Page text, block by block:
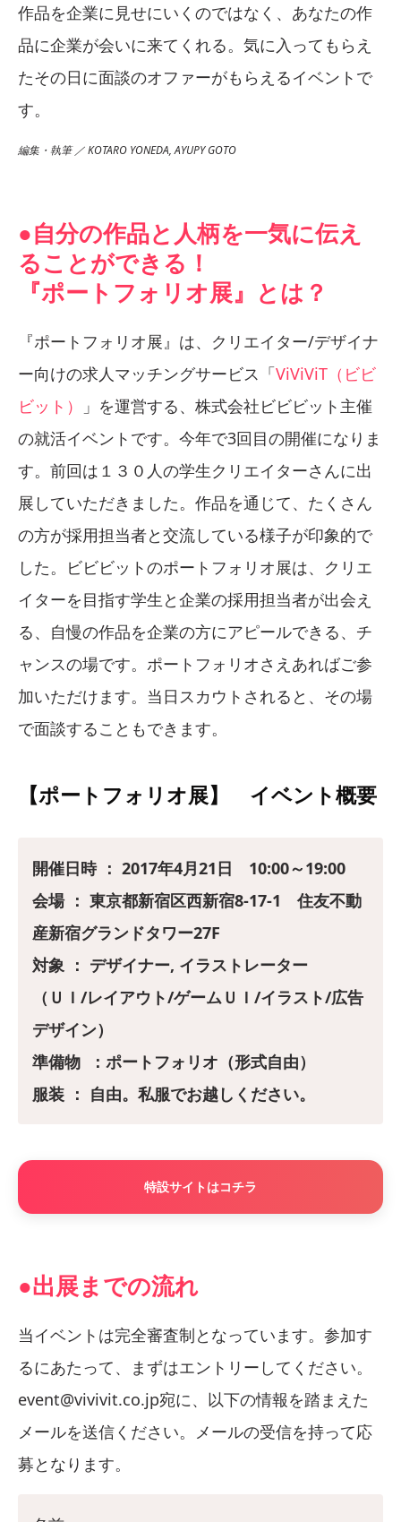
作品を企業に見せにいくのではなく、あなたの作
品に企業が会いに来てくれる。気に入ってもらえ
たその日に面談のオファーがもらえるイベントで
す。
編集・執筆 ／ KOTARO YONEDA, AYUPY GOTO
●自分の作品と人柄を一気に伝え
ることができる！
『ポートフォリオ展』とは？
『ポートフォリオ展』は、クリエイター/デザイナ
ー向けの求人マッチングサービス「ViViViT（ビビ
ビット）
」を運営する、株式会社ビビビット主催
の就活イベントです。今年で3回目の開催になりま
す。前回は１３０人の学生クリエイターさんに出
展していただきました。作品を通じて、たくさん
の方が採用担当者と交流している様子が印象的で
した。ビビビットのポートフォリオ展は、クリエ
イターを目指す学生と企業の採用担当者が出会え
る、自慢の作品を企業の方にアピールできる、チ
ャンスの場です。ポートフォリオさえあればご参
加いただけます。当日スカウトされると、その場
で面談することもできます。
【ポートフォリオ展】 イベント概要
開催日時 ： 2017年4月21日 10:00～19:00
会場 ： 東京都新宿区西新宿8-17-1 住友不動
産新宿グランドタワー27F
対象 ： デザイナー, イラストレーター
（ＵＩ/レイアウト/ゲームＵＩ/イラスト/広告
デザイン）
準備物 ：ポートフォリオ（形式自由）
服装 ： 自由。私服でお越しください。
特設サイトはコチラ
●出展までの流れ
当イベントは完全審査制となっています。参加す
るにあたって、まずはエントリーしてください。
event@vivivit.co.jp宛に、以下の情報を踏まえた
メールを送信ください。メールの受信を持って応
募となります。